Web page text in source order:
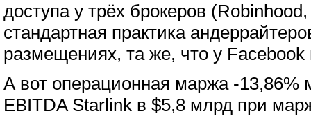
доступа у трёх брокеров
стандартная практика
размещениях, та же, что у Facebook
А вот операционная маржа -13,86%
EBITDA Starlink в $5,8 млрд при